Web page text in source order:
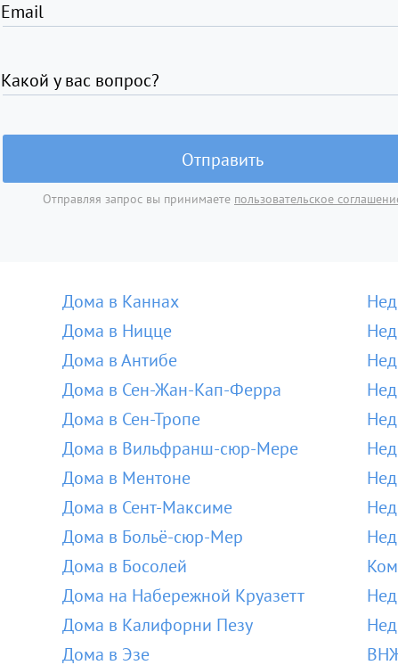
Email
Какой у вас вопрос?
Отправить
Отправляя запрос вы принимаете пользовательское
Дома в Каннах
Дома в Ницце
Дома в Антибе
Дома в Сен-Жан-Кап-Ферра
Дома в Сен-Тропе
Дома в Вильфранш-сюр-Мере
Дома в Ментоне
Дома в Сент-Максиме
Дома в Больё-сюр-Мер
Дома в Босолей
Дома на Набережной Круазетт
Дома в Калифорни Пезу
Дома в Эзе